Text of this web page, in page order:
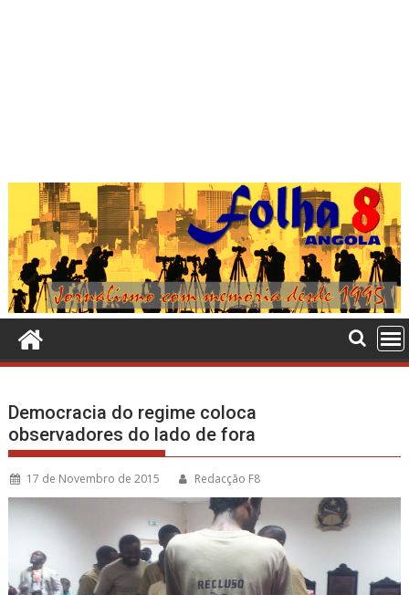
Democracia do regime coloca
observadores do lado de fora
17 de Novembro de 2015 Redacção F8